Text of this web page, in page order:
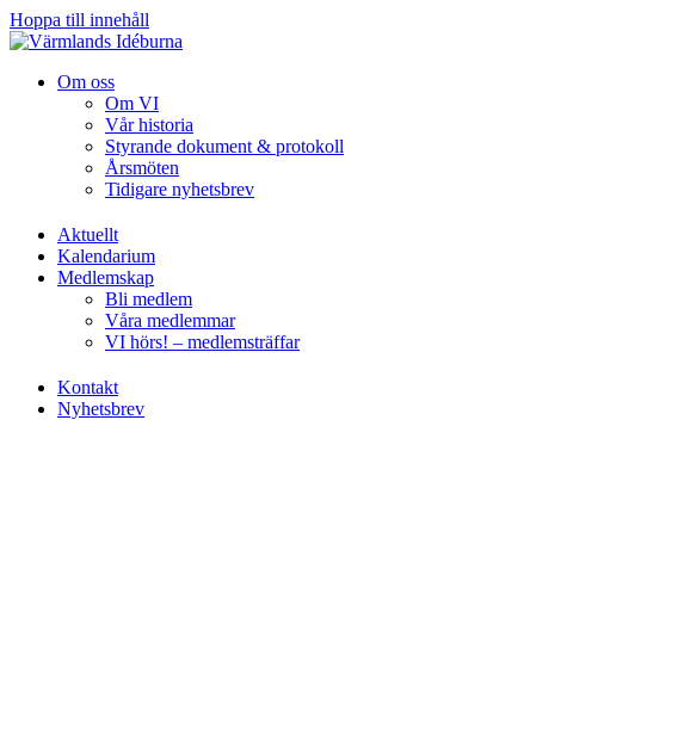
Hoppa till innehåll
Om oss
Om VI
Vår historia
Styrande dokument & protokoll
Årsmöten
Tidigare nyhetsbrev
Aktuellt
Kalendarium
Medlemskap
Bli medlem
Våra medlemmar
VI hörs! – medlemsträffar
Kontakt
Nyhetsbrev